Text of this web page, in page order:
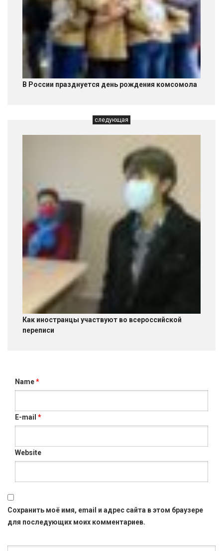
В России празднуется день рождения комсомола
следующая
Как иностранцы участвуют во всероссийской
переписи
Name*
E-mail *
Website
Сохранить моё имя, email и адрес сайта в этом браузере
для последующих моих комментариев.